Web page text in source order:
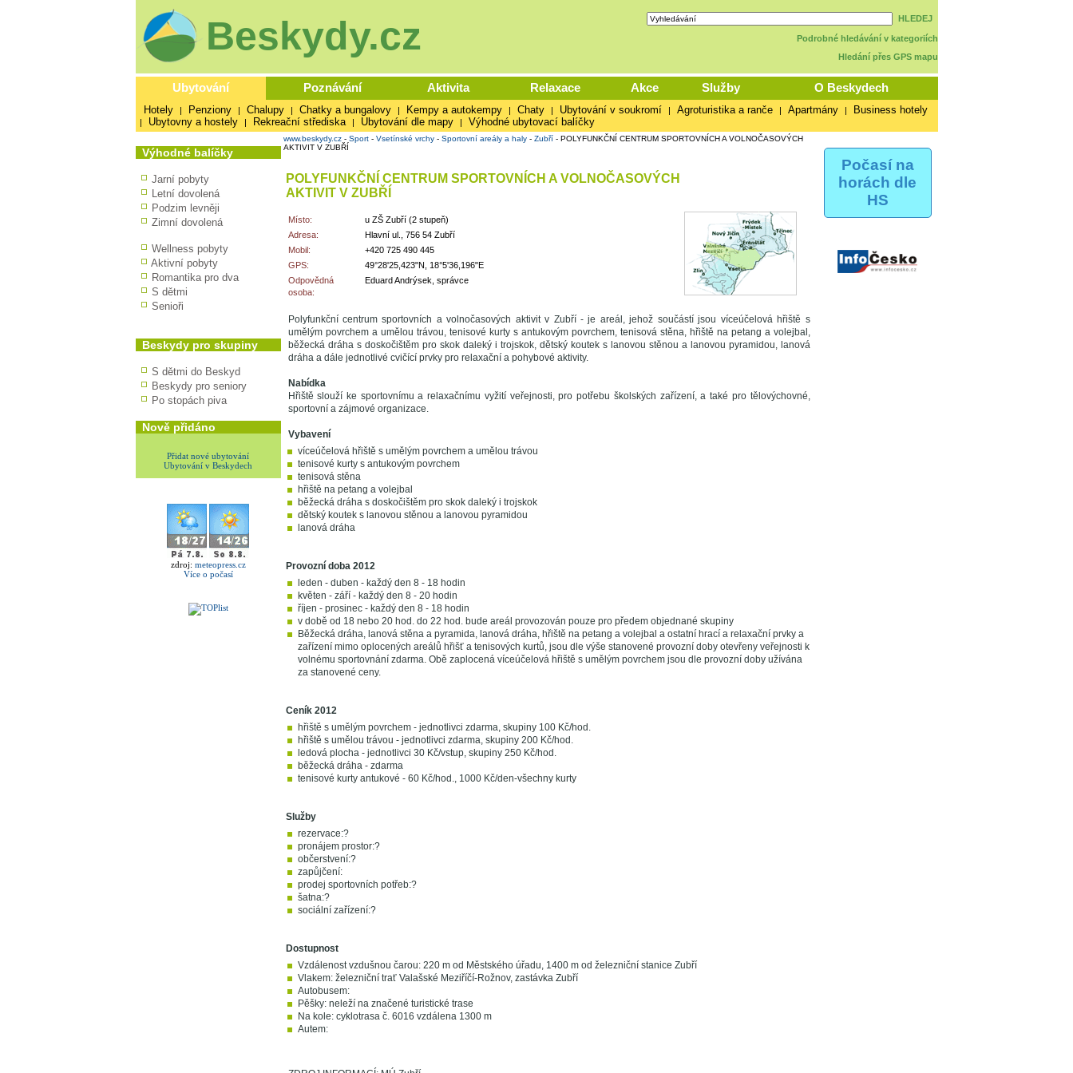
Beskydy.cz HLEDEJ
Podrobné hledávání v kategoriích
Hledání přes GPS mapu
Ubytování Poznávání Aktivita Relaxace Akce Služby O Beskydech
Hotely | Penziony | Chalupy | Chatky a bungalovy | Kempy a autokempy | Chaty | Ubytování v soukromí | Agroturistika a ranče | Apartmány | Business hotely
| Ubytovny a hostely | Rekreační střediska | Ubytování dle mapy | Výhodné ubytovací balíčky
Výhodné balíčky
Jarní pobyty
Letní dovolená
Podzim levněji
Zimní dovolená
Wellness pobyty
Aktivní pobyty
Romantika pro dva
S dětmi
Senioři
Beskydy pro skupiny
S dětmi do Beskyd
Beskydy pro seniory
Po stopách piva
Nově přidáno
Přidat nové ubytování
Ubytování v Beskydech
zdroj: meteopress.cz
Více o počasí
www.beskydy.cz- Sport- Vsetínské vrchy- Sportovní areály a haly- Zubří- POLYFUNKČNÍ CENTRUM SPORTOVNÍCH A VOLNOČASOVÝCH
AKTIVIT V ZUBŘÍ
POLYFUNKČNÍ CENTRUM SPORTOVNÍCH A VOLNOČASOVÝCH
AKTIVIT V ZUBŘÍ
Místo:
u ZŠ Zubří (2 stupeň)
Adresa:
Hlavní ul., 756 54 Zubří
Mobil:
+420 725 490 445
GPS:
49°28'25,423"N, 18°5'36,196"E
Odpovědná
osoba:
Eduard Andrýsek, správce
Polyfunkční centrum sportovních a volnočasových aktivit v Zubří - je areál, jehož součástí jsou víceúčelová hřiště s
umělým povrchem a umělou trávou, tenisové kurty s antukovým povrchem, tenisová stěna, hřiště na petang a volejbal,
běžecká dráha s doskočištěm pro skok daleký i trojskok, dětský koutek s lanovou stěnou a lanovou pyramidou, lanová
dráha a dále jednotlivé cvičící prvky pro relaxační a pohybové aktivity.
Nabídka
Hřiště slouží ke sportovnímu a relaxačnímu vyžití veřejnosti, pro potřebu školských zařízení, a také pro tělovýchovné,
sportovní a zájmové organizace.
Vybavení
víceúčelová hřiště s umělým povrchem a umělou trávou
tenisové kurty s antukovým povrchem
tenisová stěna
hřiště na petang a volejbal
běžecká dráha s doskočištěm pro skok daleký i trojskok
dětský koutek s lanovou stěnou a lanovou pyramidou
lanová dráha
Provozní doba 2012
leden - duben - každý den 8 - 18 hodin
květen - září - každý den 8 - 20 hodin
říjen - prosinec - každý den 8 - 18 hodin
v době od 18 nebo 20 hod. do 22 hod. bude areál provozován pouze pro předem objednané skupiny
Běžecká dráha, lanová stěna a pyramida, lanová dráha, hřiště na petang a volejbal a ostatní hrací a relaxační prvky a
zařízení mimo oplocených areálů hřišť a tenisových kurtů, jsou dle výše stanovené provozní doby otevřeny veřejnosti k
volnému sportovnání zdarma. Obě zaplocená víceúčelová hřiště s umělým povrchem jsou dle provozní doby užívána
za stanovené ceny.
Ceník 2012
hřiště s umělým povrchem - jednotlivci zdarma, skupiny 100 Kč/hod.
hřiště s umělou trávou - jednotlivci zdarma, skupiny 200 Kč/hod.
ledová plocha - jednotlivci 30 Kč/vstup, skupiny 250 Kč/hod.
běžecká dráha - zdarma
tenisové kurty antukové - 60 Kč/hod., 1000 Kč/den-všechny kurty
Služby
rezervace:?
pronájem prostor:?
občerstvení:?
zapůjčení:
prodej sportovních potřeb:?
šatna:?
sociální zařízení:?
Dostupnost
Vzdálenost vzdušnou čarou: 220 m od Městského úřadu, 1400 m od železniční stanice Zubří
Vlakem: železniční trať Valašské Meziříčí-Rožnov, zastávka Zubří
Autobusem:
Pěšky: neleží na značené turistické trase
Na kole: cyklotrasa č. 6016 vzdálena 1300 m
Autem:
Počasí na
horách dle
HS